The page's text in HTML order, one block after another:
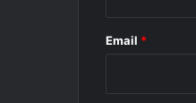
*
Email *